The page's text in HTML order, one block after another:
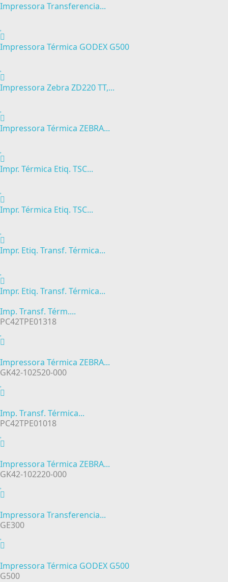
Impressora Transferencia...
Impressora Térmica GODEX G500
Impressora Zebra ZD220 TT,...
Impressora Térmica ZEBRA...
Impr. Térmica Etiq. TSC...
Impr. Térmica Etiq. TSC...
Impr. Etiq. Transf. Térmica...
Impr. Etiq. Transf. Térmica...
Imp. Transf. Térm....
PC42TPE01318
Impressora Térmica ZEBRA...
GK42-102520-000
Imp. Transf. Térmica...
PC42TPE01018
Impressora Térmica ZEBRA...
GK42-102220-000
Impressora Transferencia...
GE300
Impressora Térmica GODEX G500
G500